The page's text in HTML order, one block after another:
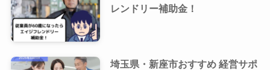
レンドリー補助金！
埼玉県・新座市おすすめ 経営サポ